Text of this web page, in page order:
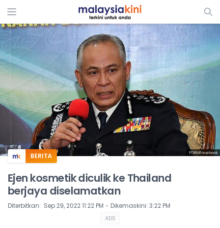
ADS
BERITA
Ejen kosmetik diculik ke Thailand
berjaya diselamatkan
Diterbitkan: Sep 29, 2022 11:22 PM ⋅ Dikemaskini: 3:22 PM
ADS